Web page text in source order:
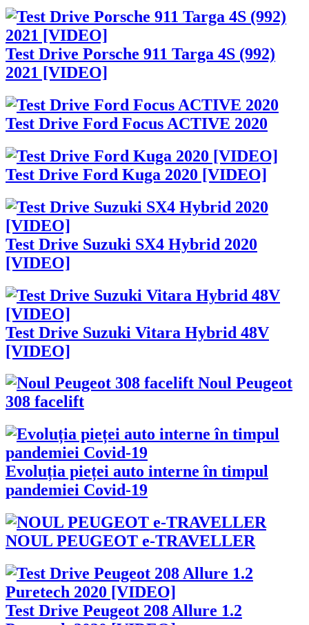
Test Drive Porsche 911 Targa 4S (992)
2021 [VIDEO]
Test Drive Ford Focus ACTIVE 2020
Test Drive Ford Kuga 2020 [VIDEO]
Test Drive Suzuki SX4 Hybrid 2020
[VIDEO]
Test Drive Suzuki Vitara Hybrid 48V
[VIDEO]
Noul Peugeot
308 facelift
Evoluția pieței auto interne în timpul
pandemiei Covid-19
NOUL PEUGEOT e-TRAVELLER
Test Drive Peugeot 208 Allure 1.2